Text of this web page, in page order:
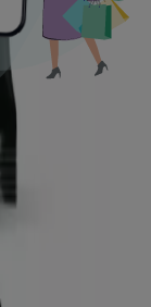
Zaragoza
Murcia
Valladolid